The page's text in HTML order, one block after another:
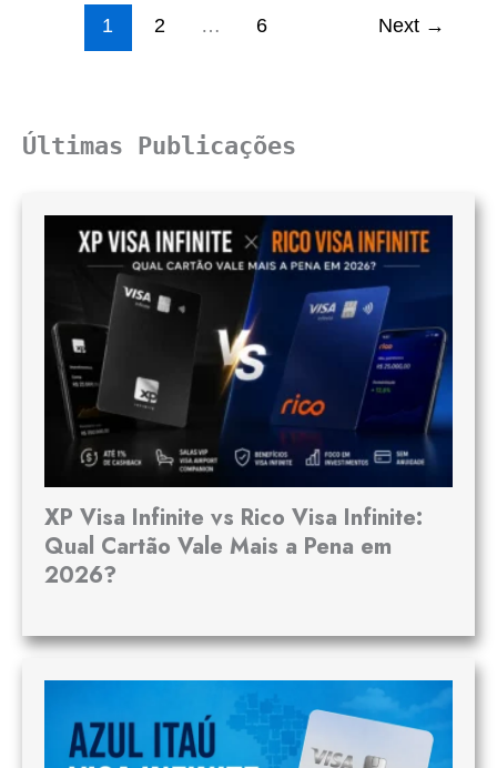
1 2 … 6 Next →
Últimas Publicações
XP Visa Infinite vs Rico Visa Infinite:
Qual Cartão Vale Mais a Pena em
2026?